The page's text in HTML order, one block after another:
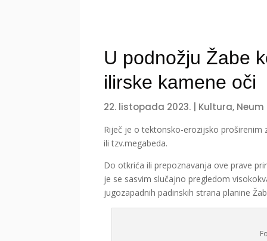
U podnožju Žabe
ilirske kamene oči
22. listopada 2023. Kultura, Neum
Riječ je o tektonsko-erozijsko
ili tzv.megabeda.
Do otkrića ili prepoznavanja ove prave
je se sasvim slučajno pregledom
jugozapadnih padinskih strana planine